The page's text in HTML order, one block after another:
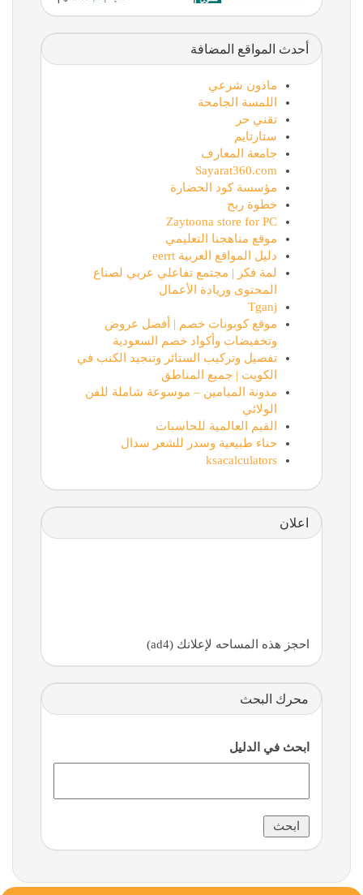
أحدث المواقع المضافة
ماذون شرعي
اللمسة الجامحة
تقني حر
ستارتايم
جامعة المعارف
Sayarat360.com
مؤسسة كود الحضارة
خطوة ربح
Zaytoona store for PC
موقع مناهجنا التعليمي
دليل المواقع العربية eerrt
لمة فكر | مجتمع تفاعلي عربي لصناع
المحتوى وريادة الأعمال
Tganj
موقع كوبونات خصم | أفضل عروض
وتخفيضات وأكواد خصم السعودية
تفصيل وتركيب الستائر وتنجيد الكنب في
الكويت | جميع المناطق
مدونة الميامين – موسوعة شاملة للفن
الولائي
القيم العالمية للحاسبات
حناء طبيعية وسدر للشعر سدال
ksacalculators
اعلان
احجز هذه المساحه لإعلانك (ad4)
محرك البحث
ابحث في الدليل